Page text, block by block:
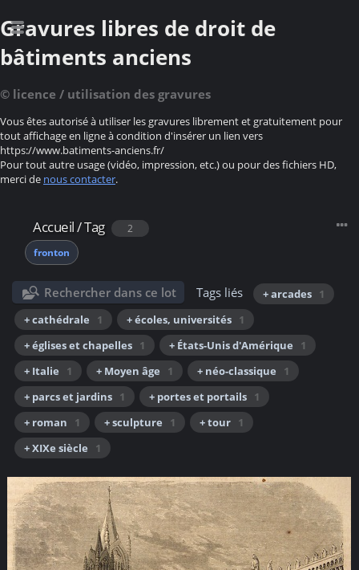
Gravures libres de droit de
bâtiments anciens
© licence / utilisation des gravures
Vous êtes autorisé à utiliser les gravures librement et gratuitement pour
tout affichage en ligne à condition d'insérer un lien vers
https://www.batiments-anciens.fr/
Pour tout autre usage (vidéo, impression, etc.) ou pour des fichiers HD,
merci de nous contacter.
Accueil/Tag
2
fronton
Rechercher dans ce lot Tags liés + arcades 1
+ cathédrale
1 + écoles, universités 1
+ églises et chapelles 1 + États-Unis d'Amérique
1
+ Italie
1 + Moyen âge 1 + néo-classique
1
+ parcs et jardins 1 + portes et portails 1
+ roman
1 + sculpture 1 + tour 1
+ XIXe siècle
1